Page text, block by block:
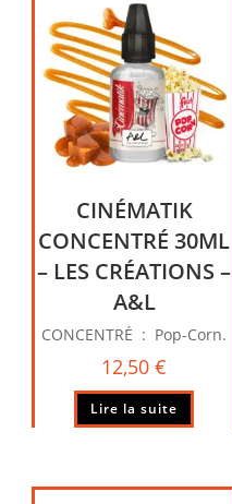
CINÉMATIK
CONCENTRÉ 30ML
– LES CRÉATIONS –
A&L
CONCENTRÉ : Pop-Corn.
12,50€
Lire la suite